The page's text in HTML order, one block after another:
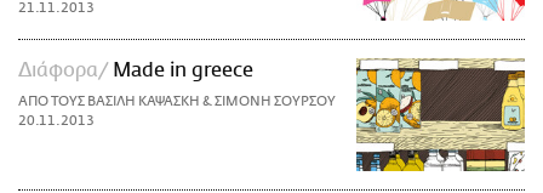
21.11.2013
Διάφορα Made in greece
ΑΠΟ ΤΟΥΣ ΒΑΣΙΛΗ ΚΑΨΑΣΚΗ & ΣΙΜΟΝΗ ΣΟΥΡΣΟΥ
20.11.2013